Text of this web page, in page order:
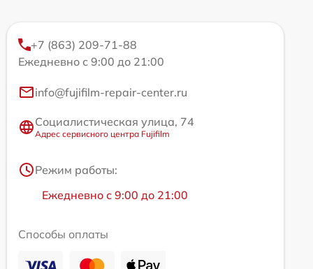
+7 (863) 209-71-88
Ежедневно с 9:00 до 21:00
info@fujifilm-repair-center.ru
Социалистическая улица, 74
Адрес сервисного центра Fujifilm
Режим работы:
Ежедневно с 9:00 до 21:00
Способы оплаты